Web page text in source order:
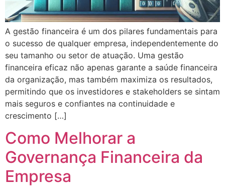
A gestão financeira é um dos pilares fundamentais para
o sucesso de qualquer empresa, independentemente do
seu tamanho ou setor de atuação. Uma gestão
financeira eficaz não apenas garante a saúde financeira
da organização, mas também maximiza os resultados,
permitindo que os investidores e stakeholders se sintam
mais seguros e confiantes na continuidade e
crescimento […]
Como Melhorar a
Governança Financeira da
Empresa